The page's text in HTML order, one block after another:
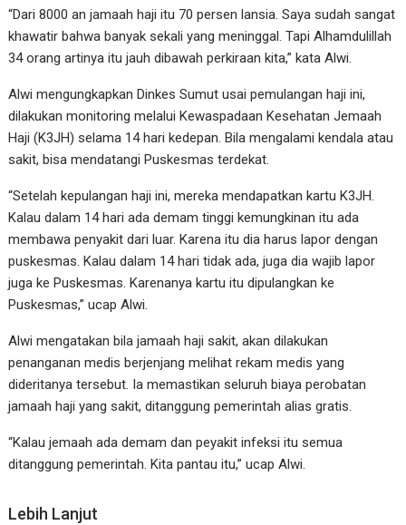
“Dari 8000 an jamaah haji itu 70 persen lansia. Saya sudah sangat
khawatir bahwa banyak sekali yang meninggal. Tapi Alhamdulillah
34 orang artinya itu jauh dibawah perkiraan kita,” kata Alwi.
Alwi mengungkapkan Dinkes Sumut usai pemulangan haji ini,
dilakukan monitoring melalui Kewaspadaan Kesehatan Jemaah
Haji (K3JH) selama 14 hari kedepan. Bila mengalami kendala atau
sakit, bisa mendatangi Puskesmas terdekat.
“Setelah kepulangan haji ini, mereka mendapatkan kartu K3JH.
Kalau dalam 14 hari ada demam tinggi kemungkinan itu ada
membawa penyakit dari luar. Karena itu dia harus lapor dengan
puskesmas. Kalau dalam 14 hari tidak ada, juga dia wajib lapor
juga ke Puskesmas. Karenanya kartu itu dipulangkan ke
Puskesmas,” ucap Alwi.
Alwi mengatakan bila jamaah haji sakit, akan dilakukan
penanganan medis berjenjang melihat rekam medis yang
dideritanya tersebut. Ia memastikan seluruh biaya perobatan
jamaah haji yang sakit, ditanggung pemerintah alias gratis.
“Kalau jemaah ada demam dan peyakit infeksi itu semua
ditanggung pemerintah. Kita pantau itu,” ucap Alwi.
Lebih Lanjut